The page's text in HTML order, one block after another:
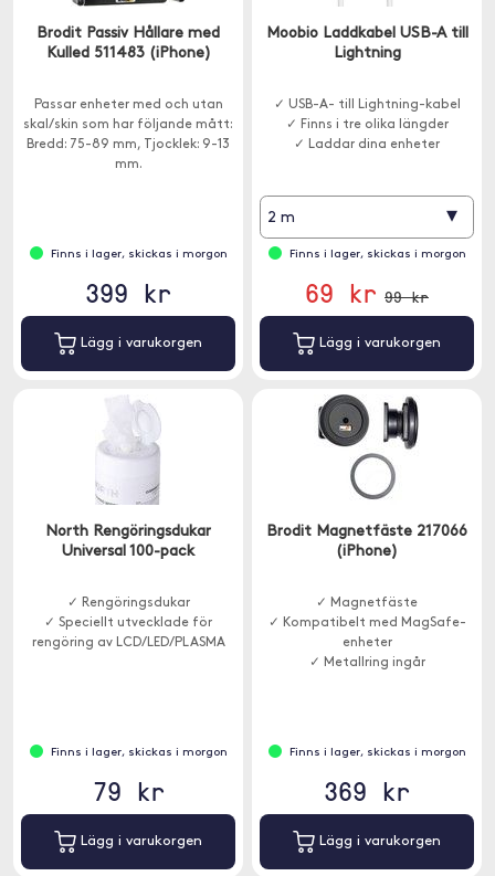
Brodit Passiv Hållare med
Kulled 511483 (iPhone)
Passar enheter med och utan
skal/skin som har följande mått:
Bredd: 75-89 mm, Tjocklek: 9-13
mm.
Finns i lager, skickas i morgon
399 kr
Lägg i varukorgen
Moobio Laddkabel USB-A till
Lightning
✓ USB-A- till Lightning-kabel
✓ Finns i tre olika längder
✓ Laddar dina enheter
2 m ▾
Finns i lager, skickas i morgon
69 kr 99 kr
Lägg i varukorgen
North Rengöringsdukar
Universal 100-pack
✓ Rengöringsdukar
✓ Speciellt utvecklade för
rengöring av LCD/LED/PLASMA
Finns i lager, skickas i morgon
79 kr
Lägg i varukorgen
Brodit Magnetfäste 217066
(iPhone)
✓ Magnetfäste
✓ Kompatibelt med MagSafe-
enheter
✓ Metallring ingår
Finns i lager, skickas i morgon
369 kr
Lägg i varukorgen